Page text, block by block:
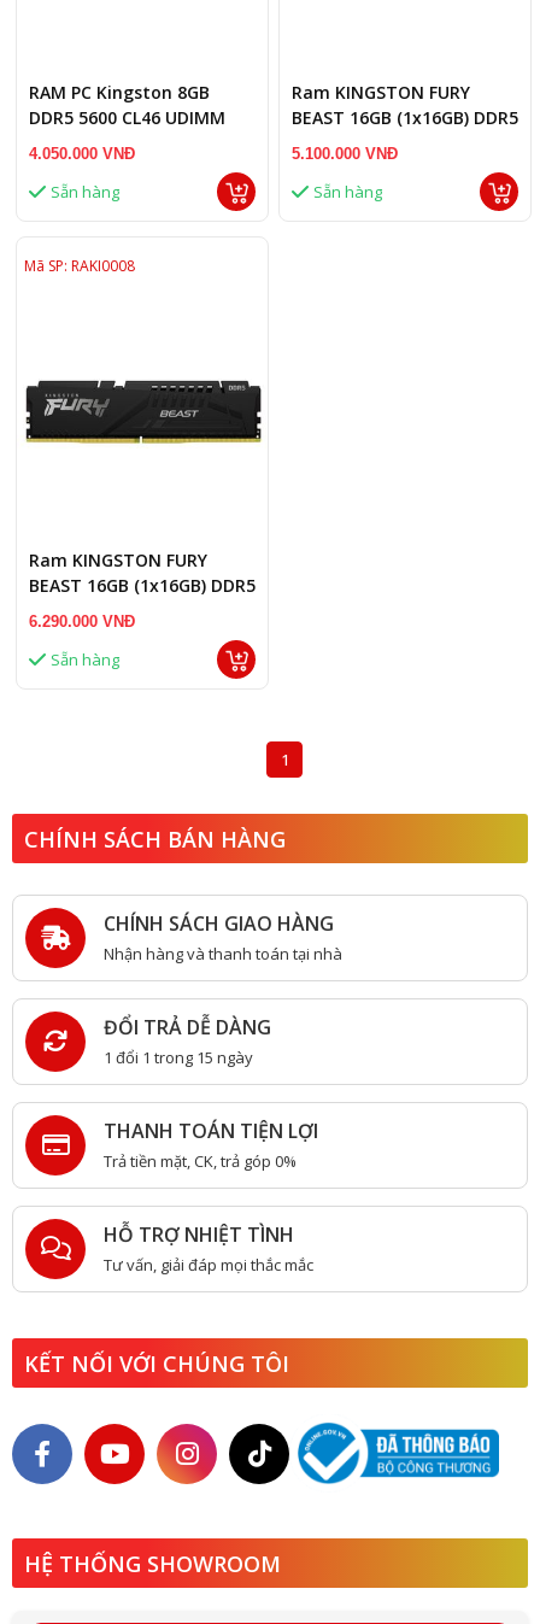
RAM PC Kingston 8GB
DDR5 5600 CL46 UDIMM
(KVR56U46BS6-8)
4.050.000 VNĐ
Sẵn hàng
Ram KINGSTON FURY
BEAST 16GB (1x16GB) DDR5
buss 5600MHz
5.100.000 VNĐ
Sẵn hàng
Mã SP: RAKI0008
Ram KINGSTON FURY
BEAST 16GB (1x16GB) DDR5
buss 6000MHz NK
6.290.000 VNĐ
Sẵn hàng
1
CHÍNH SÁCH BÁN HÀNG
CHÍNH SÁCH GIAO HÀNG
Nhận hàng và thanh toán tại nhà
ĐỔI TRẢ DỄ DÀNG
1 đổi 1 trong 15 ngày
THANH TOÁN TIỆN LỢI
Trả tiền mặt, CK, trả góp 0%
HỖ TRỢ NHIỆT TÌNH
Tư vấn, giải đáp mọi thắc mắc
KẾT NỐI VỚI CHÚNG TÔI
HỆ THỐNG SHOWROOM